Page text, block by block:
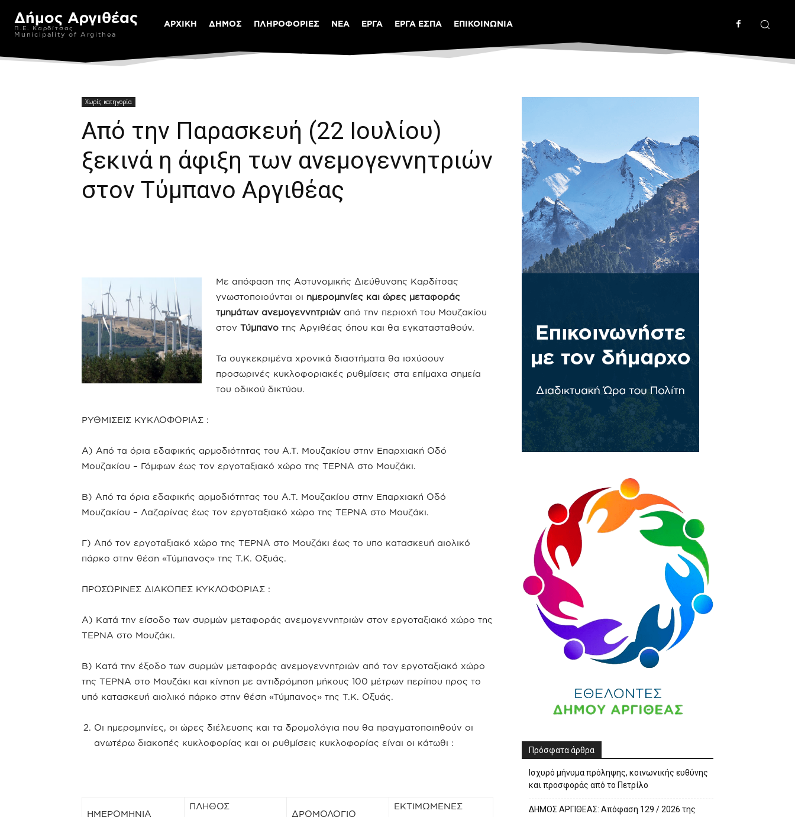
Δήμος Αργιθέας
Π.Ε. Καρδίτσας
Municipality of Argithea
ΑΡΧΙΚΗ ΔΗΜΟΣ ΠΛΗΡΟΦΟΡΙΕΣ ΝΕΑ ΕΡΓΑ ΕΡΓΑ ΕΣΠΑ ΕΠΙΚΟΙΝΩΝΙΑ
Χωρίς κατηγορία
Από την Παρασκευή (22 Ιουλίου)
ξεκινά η άφιξη των ανεμογεννητριών
στον Τύμπανο Αργιθέας
Με απόφαση της Αστυνομικής Διεύθυνσης Καρδίτσας
γνωστοποιούνται οι ημερομηνίες και ώρες μεταφοράς
τμημάτων ανεμογεννητριών από την περιοχή του Μουζακίου
στον Τύμπανο της Αργιθέας όπου και θα εγκατασταθούν.
Τα συγκεκριμένα χρονικά διαστήματα θα ισχύσουν
προσωρινές κυκλοφοριακές ρυθμίσεις στα επίμαχα σημεία
του οδικού δικτύου.
ΡΥΘΜΙΣΕΙΣ ΚΥΚΛΟΦΟΡΙΑΣ :
Α) Από τα όρια εδαφικής αρμοδιότητας του Α.Τ. Μουζακίου στην Επαρχιακή Οδό
Μουζακίου – Γόμφων έως τον εργοταξιακό χώρο της ΤΕΡΝΑ στο Μουζάκι.
Β) Από τα όρια εδαφικής αρμοδιότητας του Α.Τ. Μουζακίου στην Επαρχιακή Οδό
Μουζακίου – Λαζαρίνας έως τον εργοταξιακό χώρο της ΤΕΡΝΑ στο Μουζάκι.
Γ) Από τον εργοταξιακό χώρο της ΤΕΡΝΑ στο Μουζάκι έως το υπο κατασκευή αιολικό
πάρκο στην θέση «Τύμπανος» της Τ.Κ. Οξυάς.
ΠΡΟΣΩΡΙΝΕΣ ΔΙΑΚΟΠΕΣ ΚΥΚΛΟΦΟΡΙΑΣ :
Α) Κατά την είσοδο των συρμών μεταφοράς ανεμογεννητριών στον εργοταξιακό χώρο της
ΤΕΡΝΑ στο Μουζάκι.
Β) Κατά την έξοδο των συρμών μεταφοράς ανεμογεννητριών από τον εργοταξιακό χώρο
της ΤΕΡΝΑ στο Μουζάκι και κίνηση με αντιδρόμηση μήκους 100 μέτρων περίπου προς το
υπό κατασκευή αιολικό πάρκο στην θέση «Τύμπανος» της Τ.Κ. Οξυάς.
Οι ημερομηνίες, οι ώρες διέλευσης και τα δρομολόγια που θα πραγματοποιηθούν οι
ανωτέρω διακοπές κυκλοφορίας και οι ρυθμίσεις κυκλοφορίας είναι οι κάτωθι :
ΗΜΕΡΟΜΗΝΙΑ
ΠΛΗΘΟΣ
ΔΡΟΜΟΛΟΓΙΟ
ΕΚΤΙΜΩΜΕΝΕΣ
Πρόσφατα άρθρα
Ισχυρό μήνυμα πρόληψης, κοινωνικής ευθύνης
και προσφοράς από το Πετρίλο
ΔΗΜΟΣ ΑΡΓΙΘΕΑΣ: Απόφαση 129 / 2026 της